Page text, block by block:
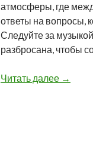
атмосферы, где
ответы на вопросы,
Следуйте за
разбросана, чтобы
Читать далее →